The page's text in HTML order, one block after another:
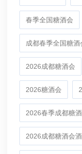
春季全国糖酒会
成都春季全国糖酒
2026成都糖酒会
2026糖酒会
2026春季成都糖
2026成都糖酒会